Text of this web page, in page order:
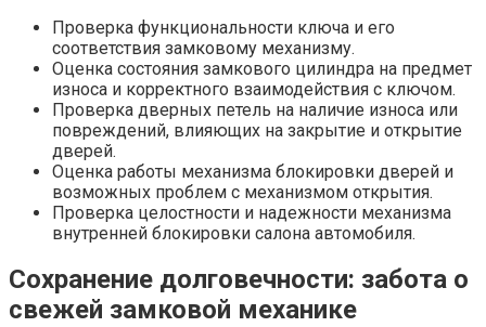
Проверка функциональности ключа и его
соответствия замковому механизму.
Оценка состояния замкового цилиндра на предмет
износа и корректного взаимодействия с ключом.
Проверка дверных петель на наличие износа или
повреждений, влияющих на закрытие и открытие
дверей.
Оценка работы механизма блокировки дверей и
возможных проблем с механизмом открытия.
Проверка целостности и надежности механизма
внутренней блокировки салона автомобиля.
Сохранение долговечности: забота о
свежей замковой механике